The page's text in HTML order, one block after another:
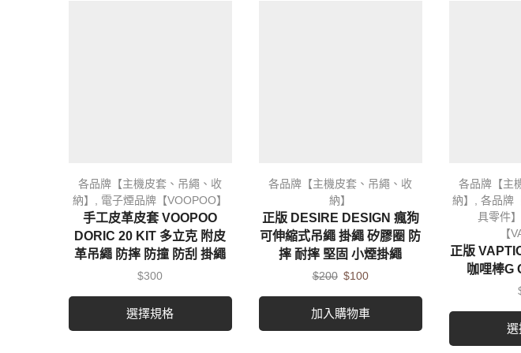
各品牌【主機皮套、吊繩、收
納】 , 電子煙品牌【VOOPOO】
手工皮革皮套 VOOPOO
DORIC 20 KIT 多立克 附皮
革吊繩 防摔 防撞 防刮 掛繩
$300
選擇規格
各品牌【主機皮套、吊繩、收
納】
正版 DESIRE DESIGN 瘋狗
可伸縮式吊繩 掛繩 矽膠圈 防
摔 耐摔 堅固 小煙掛繩
$200 $100
加入購物車
各品牌【主
納】 , 各品牌
具零件】
【
正版
咖哩棒G
選